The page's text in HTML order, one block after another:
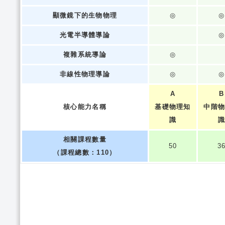
顯微鏡下的生物物理 ◎ ◎
光電半導體導論 ◎
複雜系統導論 ◎
非線性物理導論 ◎ ◎
核心能力名稱
A
基礎物理知
識
B
中階
識
相關課程數量
（課程總數：110）
50